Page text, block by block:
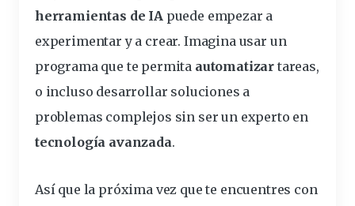
herramientas de IApuede empezar a
experimentar y a crear. Imagina usar un
programa que te permita automatizar tareas,
o incluso desarrollar soluciones a
problemas complejos sin ser un experto en
tecnología avanzada.
Así que la próxima vez que te encuentres con